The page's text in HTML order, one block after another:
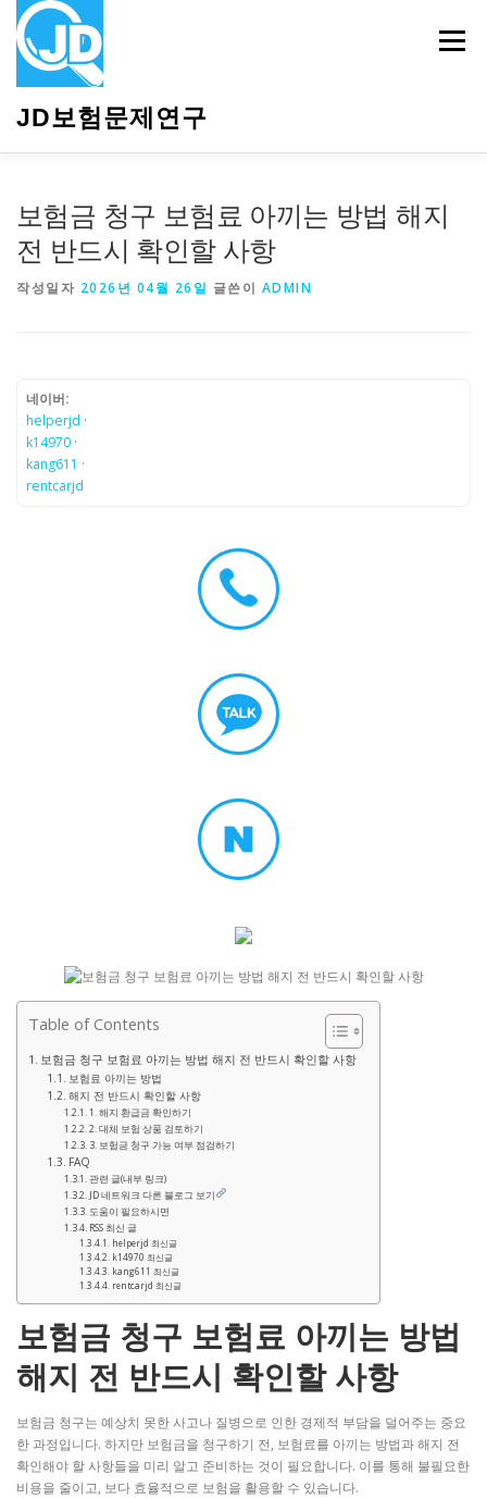
JD보험문제연구
메뉴
보험금 청구 보험료 아끼는 방법 해지
전 반드시 확인할 사항
작성일자 2026년 04월 26일 글쓴이 ADMIN
네이버:
helperjd ·
k14970 ·
kang611 ·
rentcarjd
Table of Contents
보험금 청구 보험료 아끼는 방법 해지 전 반드시 확인할 사항
보험료 아끼는 방법
해지 전 반드시 확인할 사항
1. 해지 환급금 확인하기
2. 대체 보험 상품 검토하기
3. 보험금 청구 가능 여부 점검하기
FAQ
관련 글(내부 링크)
JD 네트워크 다른 블로그 보기
도움이 필요하시면
RSS 최신 글
helperjd 최신글
k14970 최신글
kang611 최신글
rentcarjd 최신글
보험금 청구 보험료 아끼는 방법
해지 전 반드시 확인할 사항
보험금 청구는 예상치 못한 사고나 질병으로 인한 경제적 부담을 덜어주는 중요
한 과정입니다. 하지만 보험금을 청구하기 전, 보험료를 아끼는 방법과 해지 전
확인해야 할 사항들을 미리 알고 준비하는 것이 필요합니다. 이를 통해 불필요한
비용을 줄이고, 보다 효율적으로 보험을 활용할 수 있습니다.